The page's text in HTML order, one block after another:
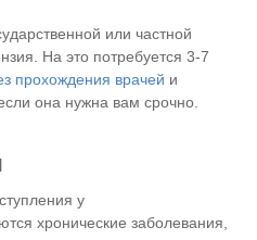
или частной
На это потребуется 3-7
прохождения врачей и
она нужна вам срочно.
у
хронические заболевания,